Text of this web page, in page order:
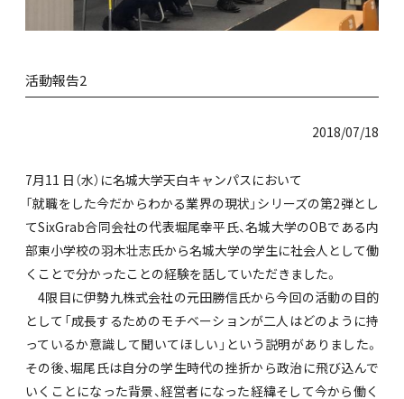
活動報告2
2018/07/18
7月11 日（水）に名城大学天白キャンパスにおいて
「就職をした今だからわかる業界の現状」シリーズの第2弾とし
てSixGrab合同会社の代表堀尾幸平氏、名城大学のOBである内
部東小学校の羽木壮志氏から名城大学の学生に社会人として働
くことで分かったことの経験を話していただきました。
4限目に伊勢九株式会社の元田勝信氏から今回の活動の目的
として「成長するためのモチベーションが二人はどのように持
っているか意識して聞いてほしい」という説明がありました。
その後、堀尾氏は自分の学生時代の挫折から政治に飛び込んで
いくことになった背景、経営者になった経緯そして今から働く